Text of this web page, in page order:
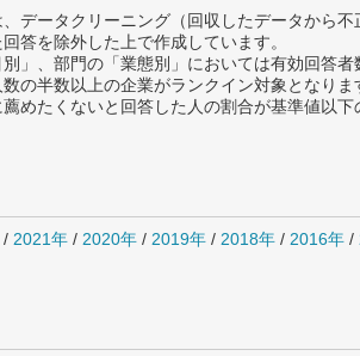
データクリーニング（回収したデータから不
答を除外した上で作成しています。
」、部門の「業態別」においては有効回答
の半数以上の企業がランクイン対象となりま
めたくないと回答した人の割合が基準値以下
/ 2021年 / 2020年 / 2019年 / 2018年 / 2016年 /